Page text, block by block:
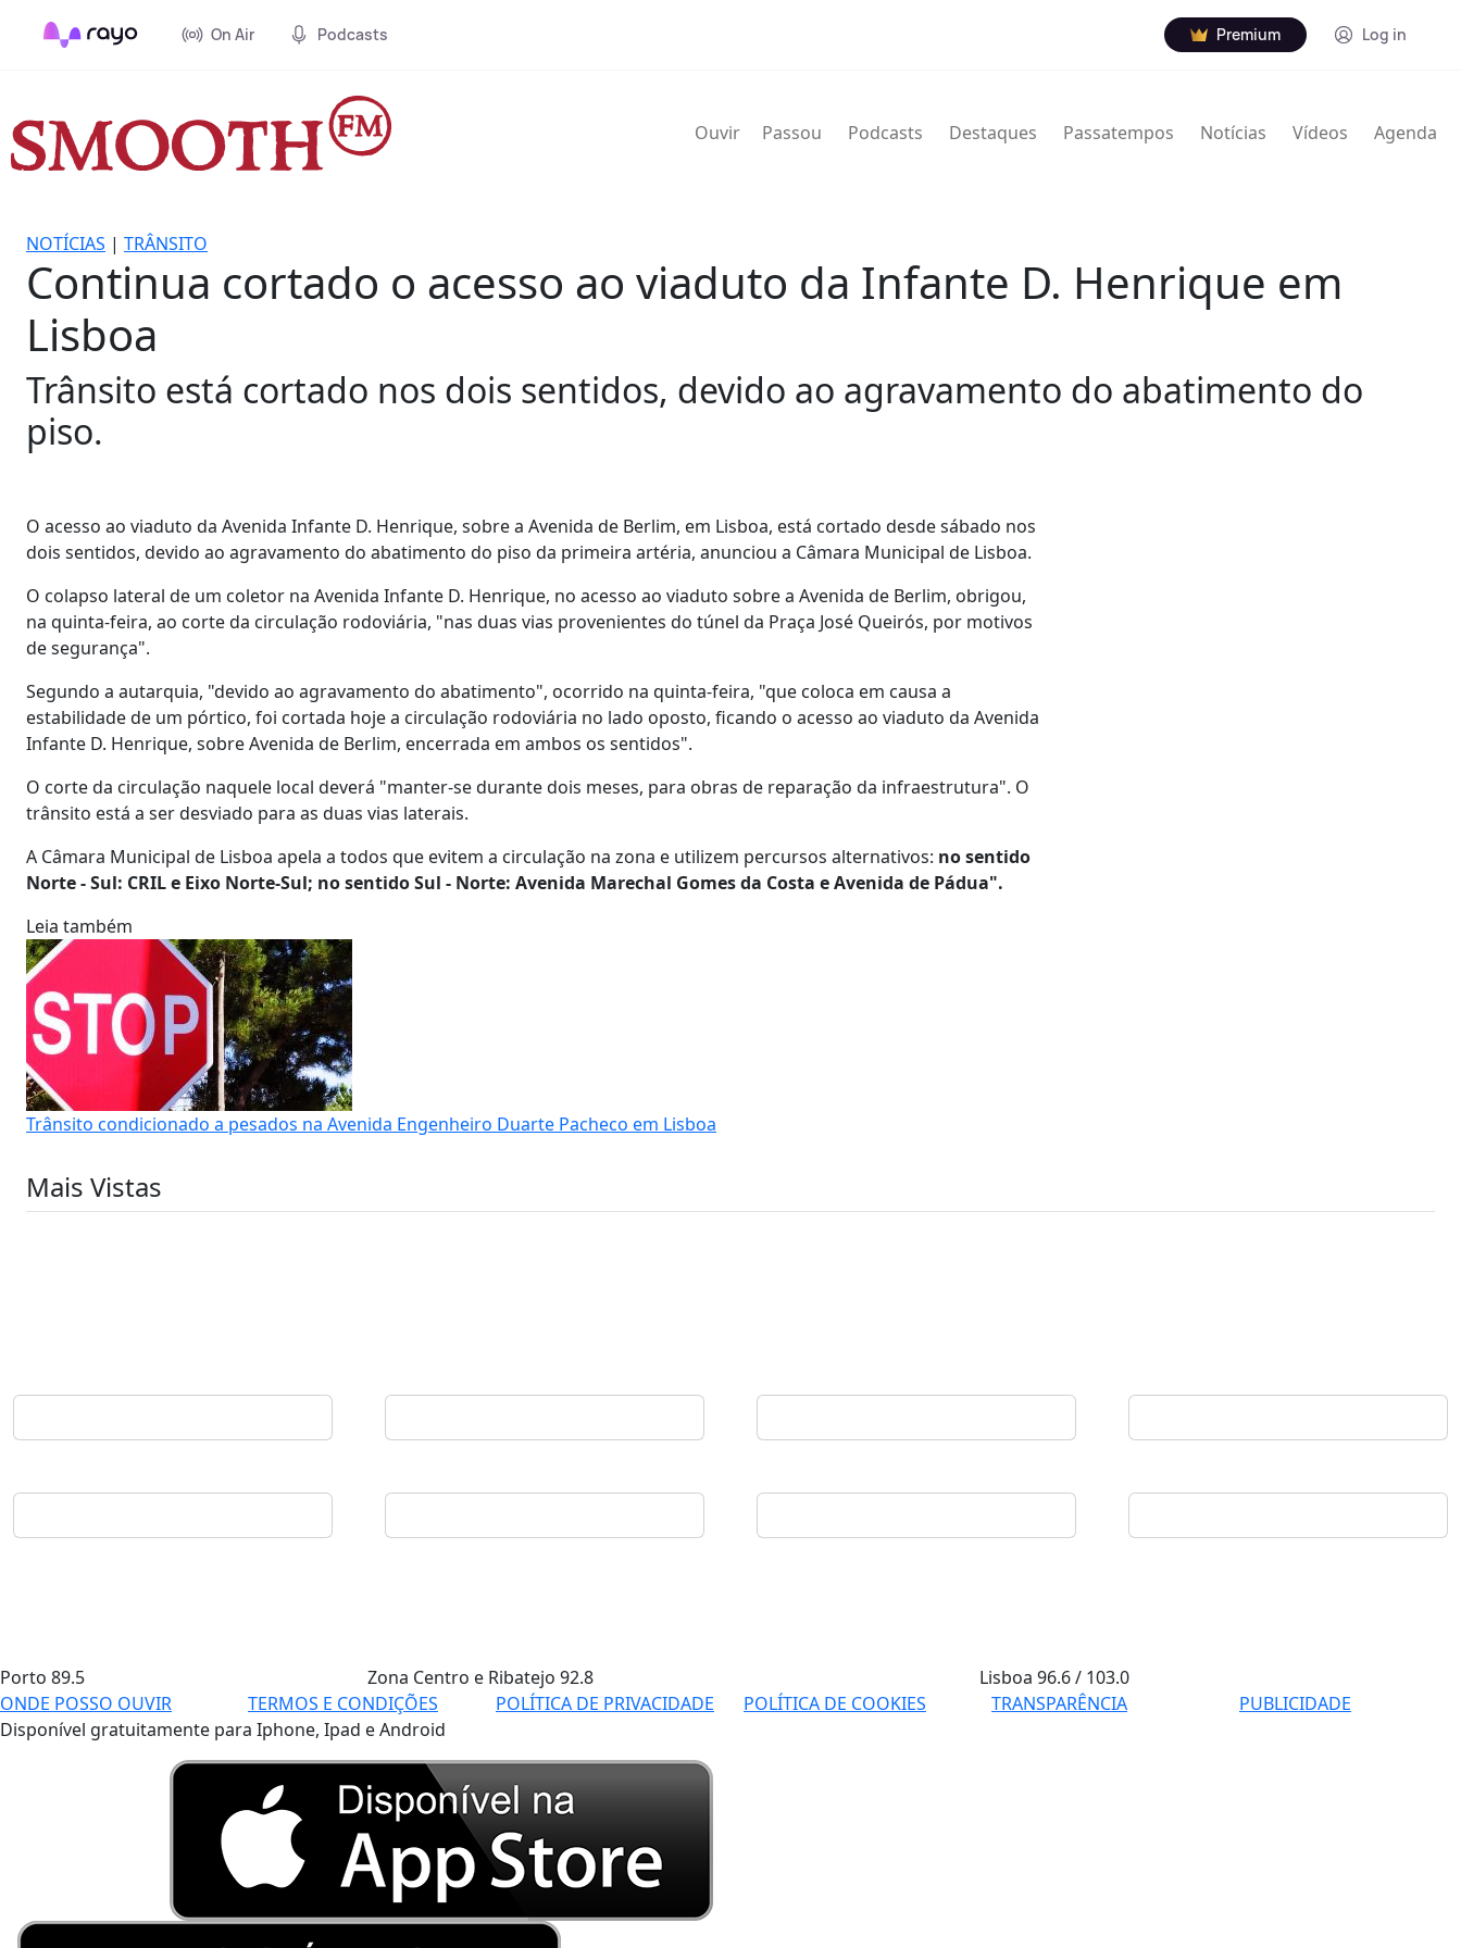
On Air Podcasts Premium Log in
Ouvir Passou Podcasts Destaques Passatempos Notícias Vídeos Agenda
NOTÍCIAS | TRÂNSITO
Continua cortado o acesso ao viaduto da Infante D. Henrique em
Lisboa
Trânsito está cortado nos dois sentidos, devido ao agravamento do abatimento do
piso.
O acesso ao viaduto da Avenida Infante D. Henrique, sobre a Avenida de Berlim, em Lisboa, está cortado desde sábado nos
dois sentidos, devido ao agravamento do abatimento do piso da primeira artéria, anunciou a Câmara Municipal de Lisboa.
O colapso lateral de um coletor na Avenida Infante D. Henrique, no acesso ao viaduto sobre a Avenida de Berlim, obrigou,
na quinta-feira, ao corte da circulação rodoviária, "nas duas vias provenientes do túnel da Praça José Queirós, por motivos
de segurança".
Segundo a autarquia, "devido ao agravamento do abatimento", ocorrido na quinta-feira, "que coloca em causa a
estabilidade de um pórtico, foi cortada hoje a circulação rodoviária no lado oposto, ficando o acesso ao viaduto da Avenida
Infante D. Henrique, sobre Avenida de Berlim, encerrada em ambos os sentidos".
O corte da circulação naquele local deverá "manter-se durante dois meses, para obras de reparação da infraestrutura". O
trânsito está a ser desviado para as duas vias laterais.
A Câmara Municipal de Lisboa apela a todos que evitem a circulação na zona e utilizem percursos alternativos: no sentido
Norte - Sul: CRIL e Eixo Norte-Sul; no sentido Sul - Norte: Avenida Marechal Gomes da Costa e Avenida de Pádua".
Leia também
Trânsito condicionado a pesados na Avenida Engenheiro Duarte Pacheco em Lisboa
Mais Vistas
Porto 89.5 Zona Centro e Ribatejo 92.8 Lisboa96.6 / 103.0
ONDE POSSO OUVIR
TERMOS E CONDIÇÕES POLÍTICA DE PRIVACIDADE POLÍTICA DE COOKIES TRANSPARÊNCIA
PUBLICIDADE
Disponível gratuitamente para Iphone, Ipad e Android